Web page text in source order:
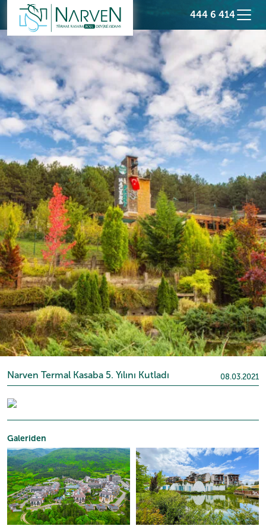
444 6 414
Galeriden
Narven Termal Kasaba 5. Yılını Kutladı 08.03.2021